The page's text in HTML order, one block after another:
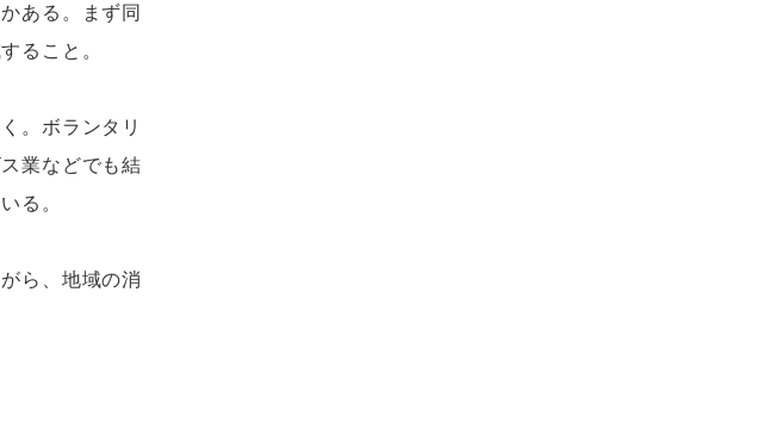
ある。まず同
ること。
。ボランタリ
業などでも結
る。
ら、地域の消